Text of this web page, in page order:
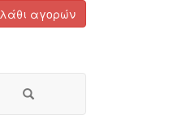
αγορών